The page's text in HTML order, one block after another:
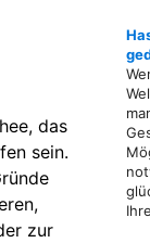
das
sein.
zur